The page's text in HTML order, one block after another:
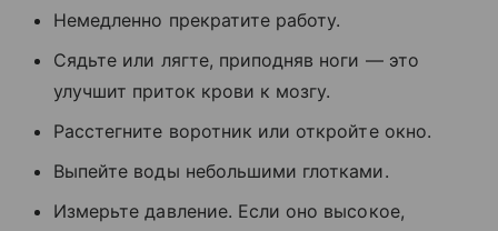
Немедленно прекратите работу.
Сядьте или лягте, приподняв ноги — это
улучшит приток крови к мозгу.
Расстегните воротник или откройте окно.
Выпейте воды небольшими глотками.
Измерьте давление. Если оно высокое,